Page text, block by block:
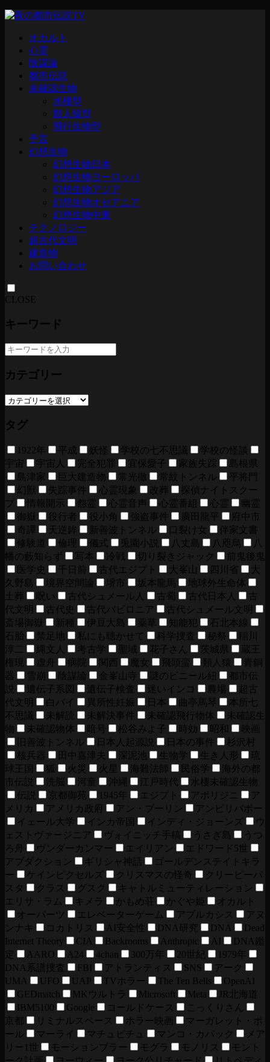
オカルト
心霊
陰謀論
都市伝説
未確認生物
水棲型
類人猿型
飛行生物型
予言
幻想生物
幻想生物日本
幻想生物ヨーロッパ
幻想生物アジア
幻想生物オセアニア
幻想生物中東
テクノロジー
超古代文明
建造物
お問い合わせ
CLOSE
キーワード
カテゴリー
タグ
1922年 平成 妖怪 学校の七不思議
学校の怪談
宇宙
宇宙人 完全犯罪 宜保愛子 家族失踪
島根県
島津家
巨大建造物 常光徹 常紋トンネル
平将門
幻獣
失踪事件 心霊現象 改葬
探偵ナイトスクー
プ
情報開示 怨霊 心霊音声 心霊番組 心霊
幽霊
御嶽
役行者 役小角 強盗事件 廣田龍平
府中市
奇譚
天逆鉾 新善波トンネル 口裂け女
伴家文書
修験道
倫理 儀式 兎園小説 八丈島 八咫烏
八
幡の藪知らず
写本 冷戦 切り裂きジャック
前鬼後鬼
医学史
千日前 古代エジプト 大峯山 四川省
大
久野島
境界空間論 堺市 坂本龍馬
地球外生命体
土葬
呪い 古代シュメール人 古蜀 古代日本人
古
代文明
古代史 古代バビロニア
古代シュメール文明
斎場御嶽
新種 伊豆大島 薬草 知能犯
石北本線
石胎
禁足地 私にも聴かせて 科学捜査 秘祭
稲川
淳二
縄文人 考古学 聖域 花子さん 茨城県
蔵王
権現
虚舟 病院 関西 魔女 飛頭蛮 類人猿
青銅
器
雪崩 陰謀論 金峯山寺 謎のビニール紐
都市伝
説
遺伝子系図 遺伝子検査 迷いインコ 農場
超古
代文明
白バイ 異所性妊娠 日本 曲亭馬琴
本所七
不思議
未解読 未解決事件 未確認飛行物体
未確認生
物
未確認物体 暗号 松谷みよ子 時効 昭和
映画
旧善波トンネル
日本人起源説 日本の事件
杉沢村
核兵器
田中嘉津夫 深泥池 生物学 生き人形
琉
球王国
狐 火災 火星 海難法師 民俗学
海外の都
市伝説
洗脳 河童 沖縄 江戸時代
水棲未確認生物
伝説
京都御苑 1945年 エジプト アボリジニ
ア
メリカ
アメリカ政府 アン・ブーリン
アンビリバボー
イェール大学
インカ帝国 インディ・ジョーンズ
ウ
ェストヴァージニア
ヴォイニッチ手稿 うさぎ島
うつ
ろ舟
ヴンダーカンマー エイリアン
エドワード5世
アブダクション
ギリシャ神話
ゴールデンステイトキラ
ー
ケインピクセルズ クリスマスの怪奇
クリーピーパ
スタ
クラス グスク
キャトルミューティレーション
エリサ・ラム
キメラ かもめ荘 かぐや姫
オカルト
オーパーツ
エレベーターゲーム アブルカシス
アヌ
ンナキ
コカトリス AI安全性 DNA研究 DNA
Dead
Internet Theory
CIA Backrooms Anthropic AI
DNA鑑
定
AARO A24 4chan 300万年 20世紀
1979年
DNA系譜捜査
FBI アトランティス SNS
アーク
UMA
UFO UAP TVホラー The Ten Bells
OpenAI
GEDmatch
MKウルトラ Microsoft Meta
JR北海道
IBM5100
Google コールドケース
こっくりさん
京都
リミナルスペース ホラー映画
マーガレット・ポ
ール
マーライ マチュピチュ マンコ・カパック
メア
リー1世
モーションブラー モグラ モノリス
モント